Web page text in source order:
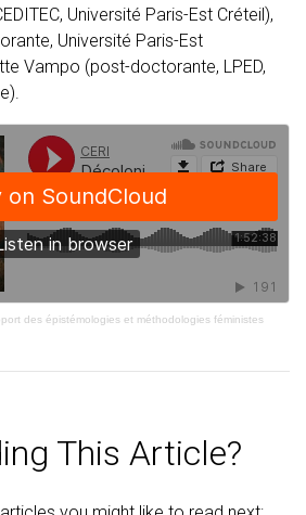
Université Paris-Est Créteil),
Université Paris-Est
Vampo (post-doctorante, LPED,
des épistémologies et méthodologies féministes
This Article?